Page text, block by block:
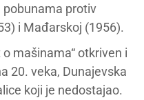
pobunama protiv
i Mađarskoj (1956).
mašinama“ otkriven i
20. veka, Dunajevska
koji je nedostajao.